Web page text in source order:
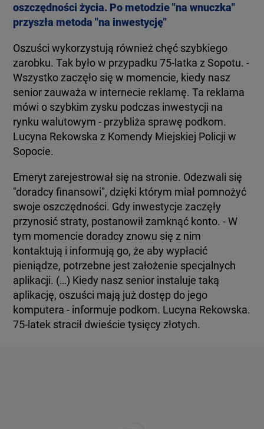
oszczędności życia. Po metodzie "na wnuczka"
przyszła metoda "na inwestycję"
Oszuści wykorzystują również chęć szybkiego
zarobku. Tak było w przypadku 75-latka z Sopotu. -
Wszystko zaczęło się w momencie, kiedy nasz
senior zauważa w internecie reklamę. Ta reklama
mówi o szybkim zysku podczas inwestycji na
rynku walutowym - przybliża sprawę podkom.
Lucyna Rekowska z Komendy Miejskiej Policji w
Sopocie.
Emeryt zarejestrował się na stronie. Odezwali się
"doradcy finansowi", dzięki którym miał pomnożyć
swoje oszczędności. Gdy inwestycje zaczęły
przynosić straty, postanowił zamknąć konto. - W
tym momencie doradcy znowu się z nim
kontaktują i informują go, że aby wypłacić
pieniądze, potrzebne jest założenie specjalnych
aplikacji. (…) Kiedy nasz senior instaluje taką
aplikację, oszuści mają już dostęp do jego
komputera - informuje podkom. Lucyna Rekowska.
75-latek stracił dwieście tysięcy złotych.